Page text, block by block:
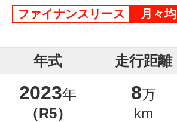
ファイナンスリース 月々
年式 走行距離
2023年
（R5）
8万
km